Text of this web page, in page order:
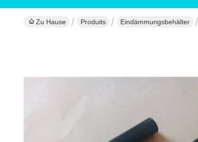
Zu Hause Produits Eindämmungsbehälter